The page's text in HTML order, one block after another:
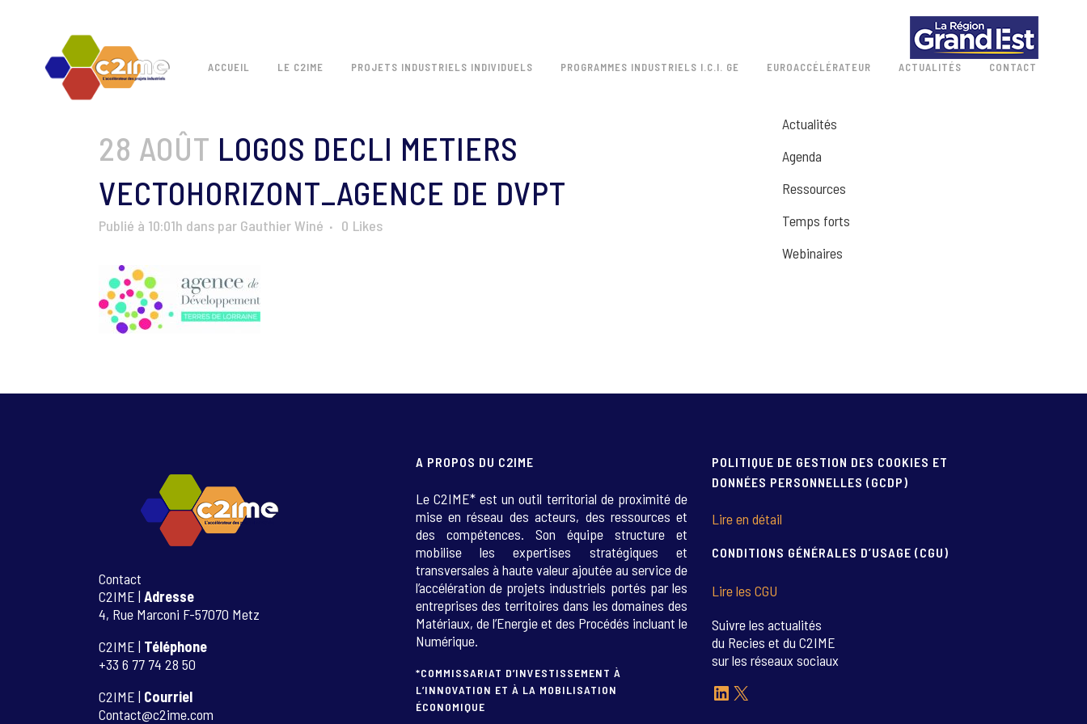
ACCUEIL LE C2IME PROJETS INDUSTRIELS INDIVIDUELS PROGRAMMES INDUSTRIELS I.C.I. GE EUROACCÉLÉRATEUR ACTUALITÉS CONTACT
28 AOÛT LOGOS DECLI METIERS
VECTOHORIZONT_AGENCE DE DVPT
Publié à 10:01h dans par Gauthier Winé 0 Likes
Actualités
Agenda
Ressources
Temps forts
Webinaires
Contact
C2IME | Adresse
4, Rue Marconi F-57070 Metz
C2IME | Téléphone
+33 6 77 74 28 50
C2IME | Courriel
Contact@c2ime.com
A PROPOS DU C2IME
Le C2IME* est un outil territorial de proximité de
mise en réseau des acteurs, des ressources et
des compétences. Son équipe structure et
mobilise les expertises stratégiques et
transversales à haute valeur ajoutée au service de
l’accélération de projets industriels portés par les
entreprises des territoires dans les domaines des
Matériaux, de l’Energie et des Procédés incluant le
Numérique.
*COMMISSARIAT D’INVESTISSEMENT À
L’INNOVATION ET À LA MOBILISATION
ÉCONOMIQUE
POLITIQUE DE GESTION DES COOKIES ET
DONNÉES PERSONNELLES (GCDP)
Lire en détail
CONDITIONS GÉNÉRALES D’USAGE (CGU)
Lire les CGU
Suivre les actualités
du Recies et du C2IME
sur les réseaux sociaux
LinkedIn
X